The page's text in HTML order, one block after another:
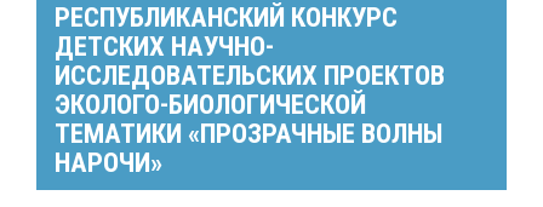
РЕСПУБЛИКАНСКИЙ КОНКУРС
ДЕТСКИХ НАУЧНО-
ИССЛЕДОВАТЕЛЬСКИХ ПРОЕКТОВ
ЭКОЛОГО-БИОЛОГИЧЕСКОЙ
ТЕМАТИКИ «ПРОЗРАЧНЫЕ ВОЛНЫ
НАРОЧИ»